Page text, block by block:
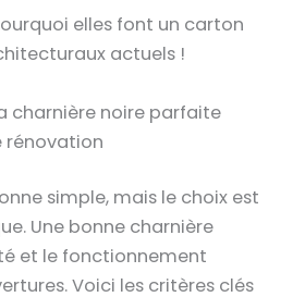
elles font un carton
actuels !
charnière noire parfaite
rénovation
simple, mais le choix est
Une bonne charnière
et le fonctionnement
Voici les critères clés